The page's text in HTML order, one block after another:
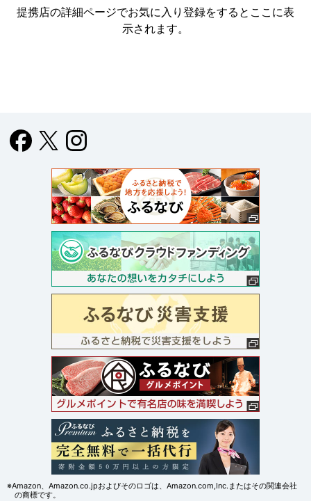
提携店の詳細ページでお気に入り登録をすると ここに表
示されます。
※Amazon、Amazon.co.jpおよびそのロゴは、Amazon.com,Inc.またはその関連会社
の商標です。